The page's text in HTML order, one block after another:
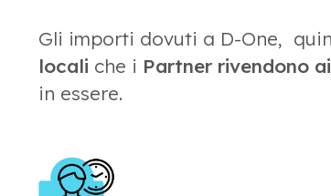
Gli importi dovuti a D-One,
locali che i Partner rivendono
in essere.